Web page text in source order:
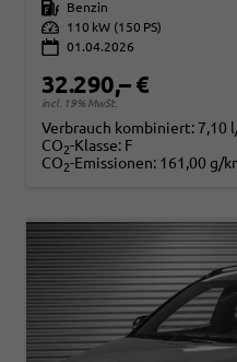
Kraftstoff
Benzin
Leistung
110 kW (150 PS)
01.04.2026
32.290,– €
incl. 19% MwSt.
Verbrauch kombiniert: 7,10
CO2-Klasse: F
CO2-Emissionen: 161,00 g/